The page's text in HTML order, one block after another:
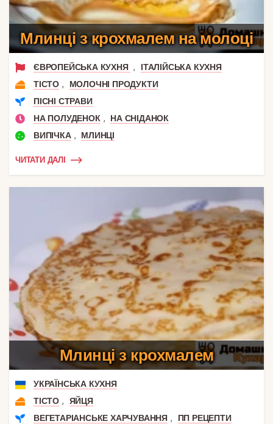
Млинці з крохмалем на молоці
ЄВРОПЕЙСЬКА КУХНЯ ,
ІТАЛІЙСЬКА КУХНЯ
ТІСТО ,
МОЛОЧНІ ПРОДУКТИ
ПІСНІ СТРАВИ
НА ПОЛУДЕНОК ,
НА СНІДАНОК
ВИПІЧКА , МЛИНЦІ
ЧИТАТИ ДАЛІ
Млинці з крохмалем
УКРАЇНСЬКА КУХНЯ
ТІСТО ,
ЯЙЦЯ
ВЕГЕТАРІАНСЬКЕ ХАРЧУВАННЯ ,
ПП РЕЦЕПТИ